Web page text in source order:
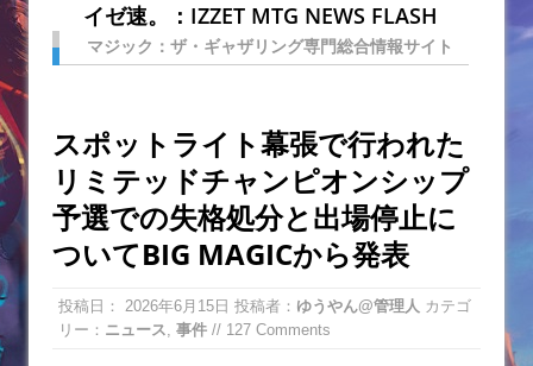
イゼ速。：IZZET MTG NEWS FLASH
マジック：ザ・ギャザリング専門総合情報サイト
スポットライト幕張で行われた
リミテッドチャンピオンシップ
予選での失格処分と出場停止に
ついてBIG MAGICから発表
投稿日： 2026年6月15日 投稿者： ゆうやん@管理人 カテゴ
リー： ニュース 事件 // 127 Comments